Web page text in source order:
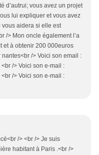
d’autrui; vous avez un projet
lui expliquer et vous avez
vous aidera si elle est
/> Mon oncle également l’a
et à obtenir 200 000euros
nantes<br /> Voici son email :
/> Voici son e-mail :
/> Voici son e-mail :
/> <br /> Je suis
habitant à Paris .<br />